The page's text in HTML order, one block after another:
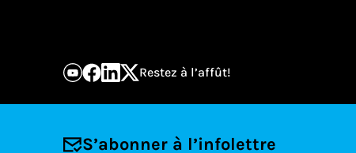
Restez à l’affût!
S’abonner à l’infolettre